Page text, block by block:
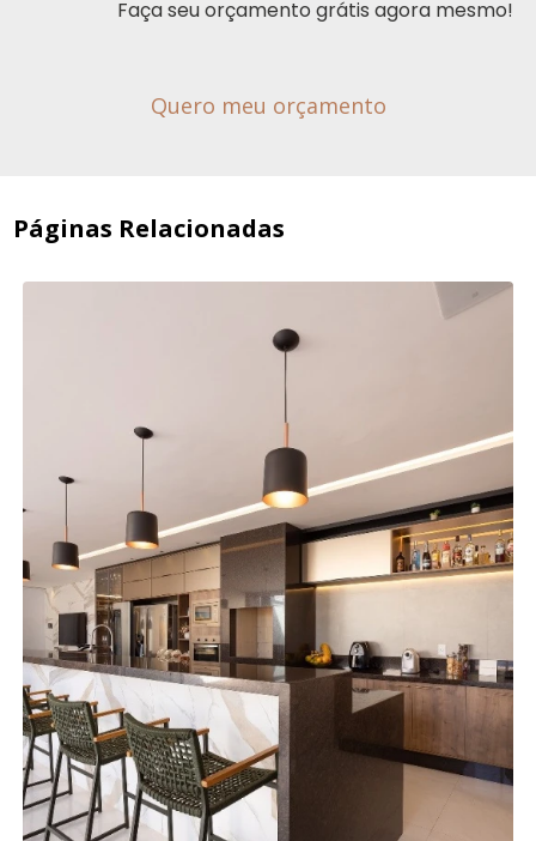
Faça seu orçamento grátis agora mesmo!
Quero meu orçamento
Páginas Relacionadas